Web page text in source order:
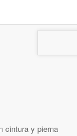
cintura y pierna